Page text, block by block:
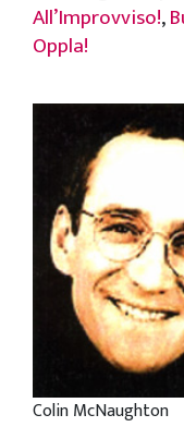
All’Improvviso!,
Oppla!
Colin McNaughton